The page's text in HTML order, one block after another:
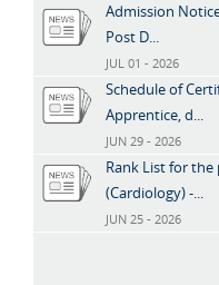
Admission
Post D...
JUL 01 - 2026
Schedule of
Apprentice, d...
JUN 29 - 2026
Rank List for the
(Cardiology) -...
JUN 25 - 2026